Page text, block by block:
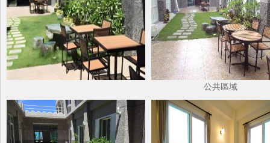
公共區域